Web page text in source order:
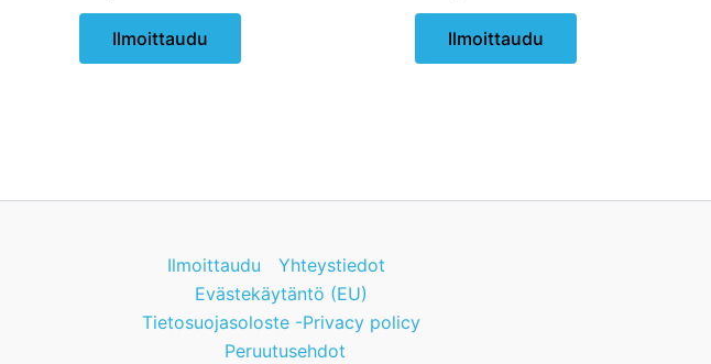
Ilmoittaudu
Tällä
sivulla.
Ilmoittaudu
Tällä
Ilmoittaudu
Yhteystiedot
Evästekäytäntö (EU)
Tietosuojasoloste -Privacy policy
Peruutusehdot